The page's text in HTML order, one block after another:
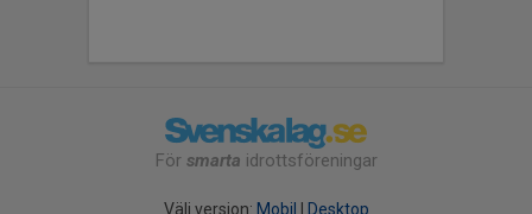
För smarta idrottsföreningar
Välj version: Mobil Desktop